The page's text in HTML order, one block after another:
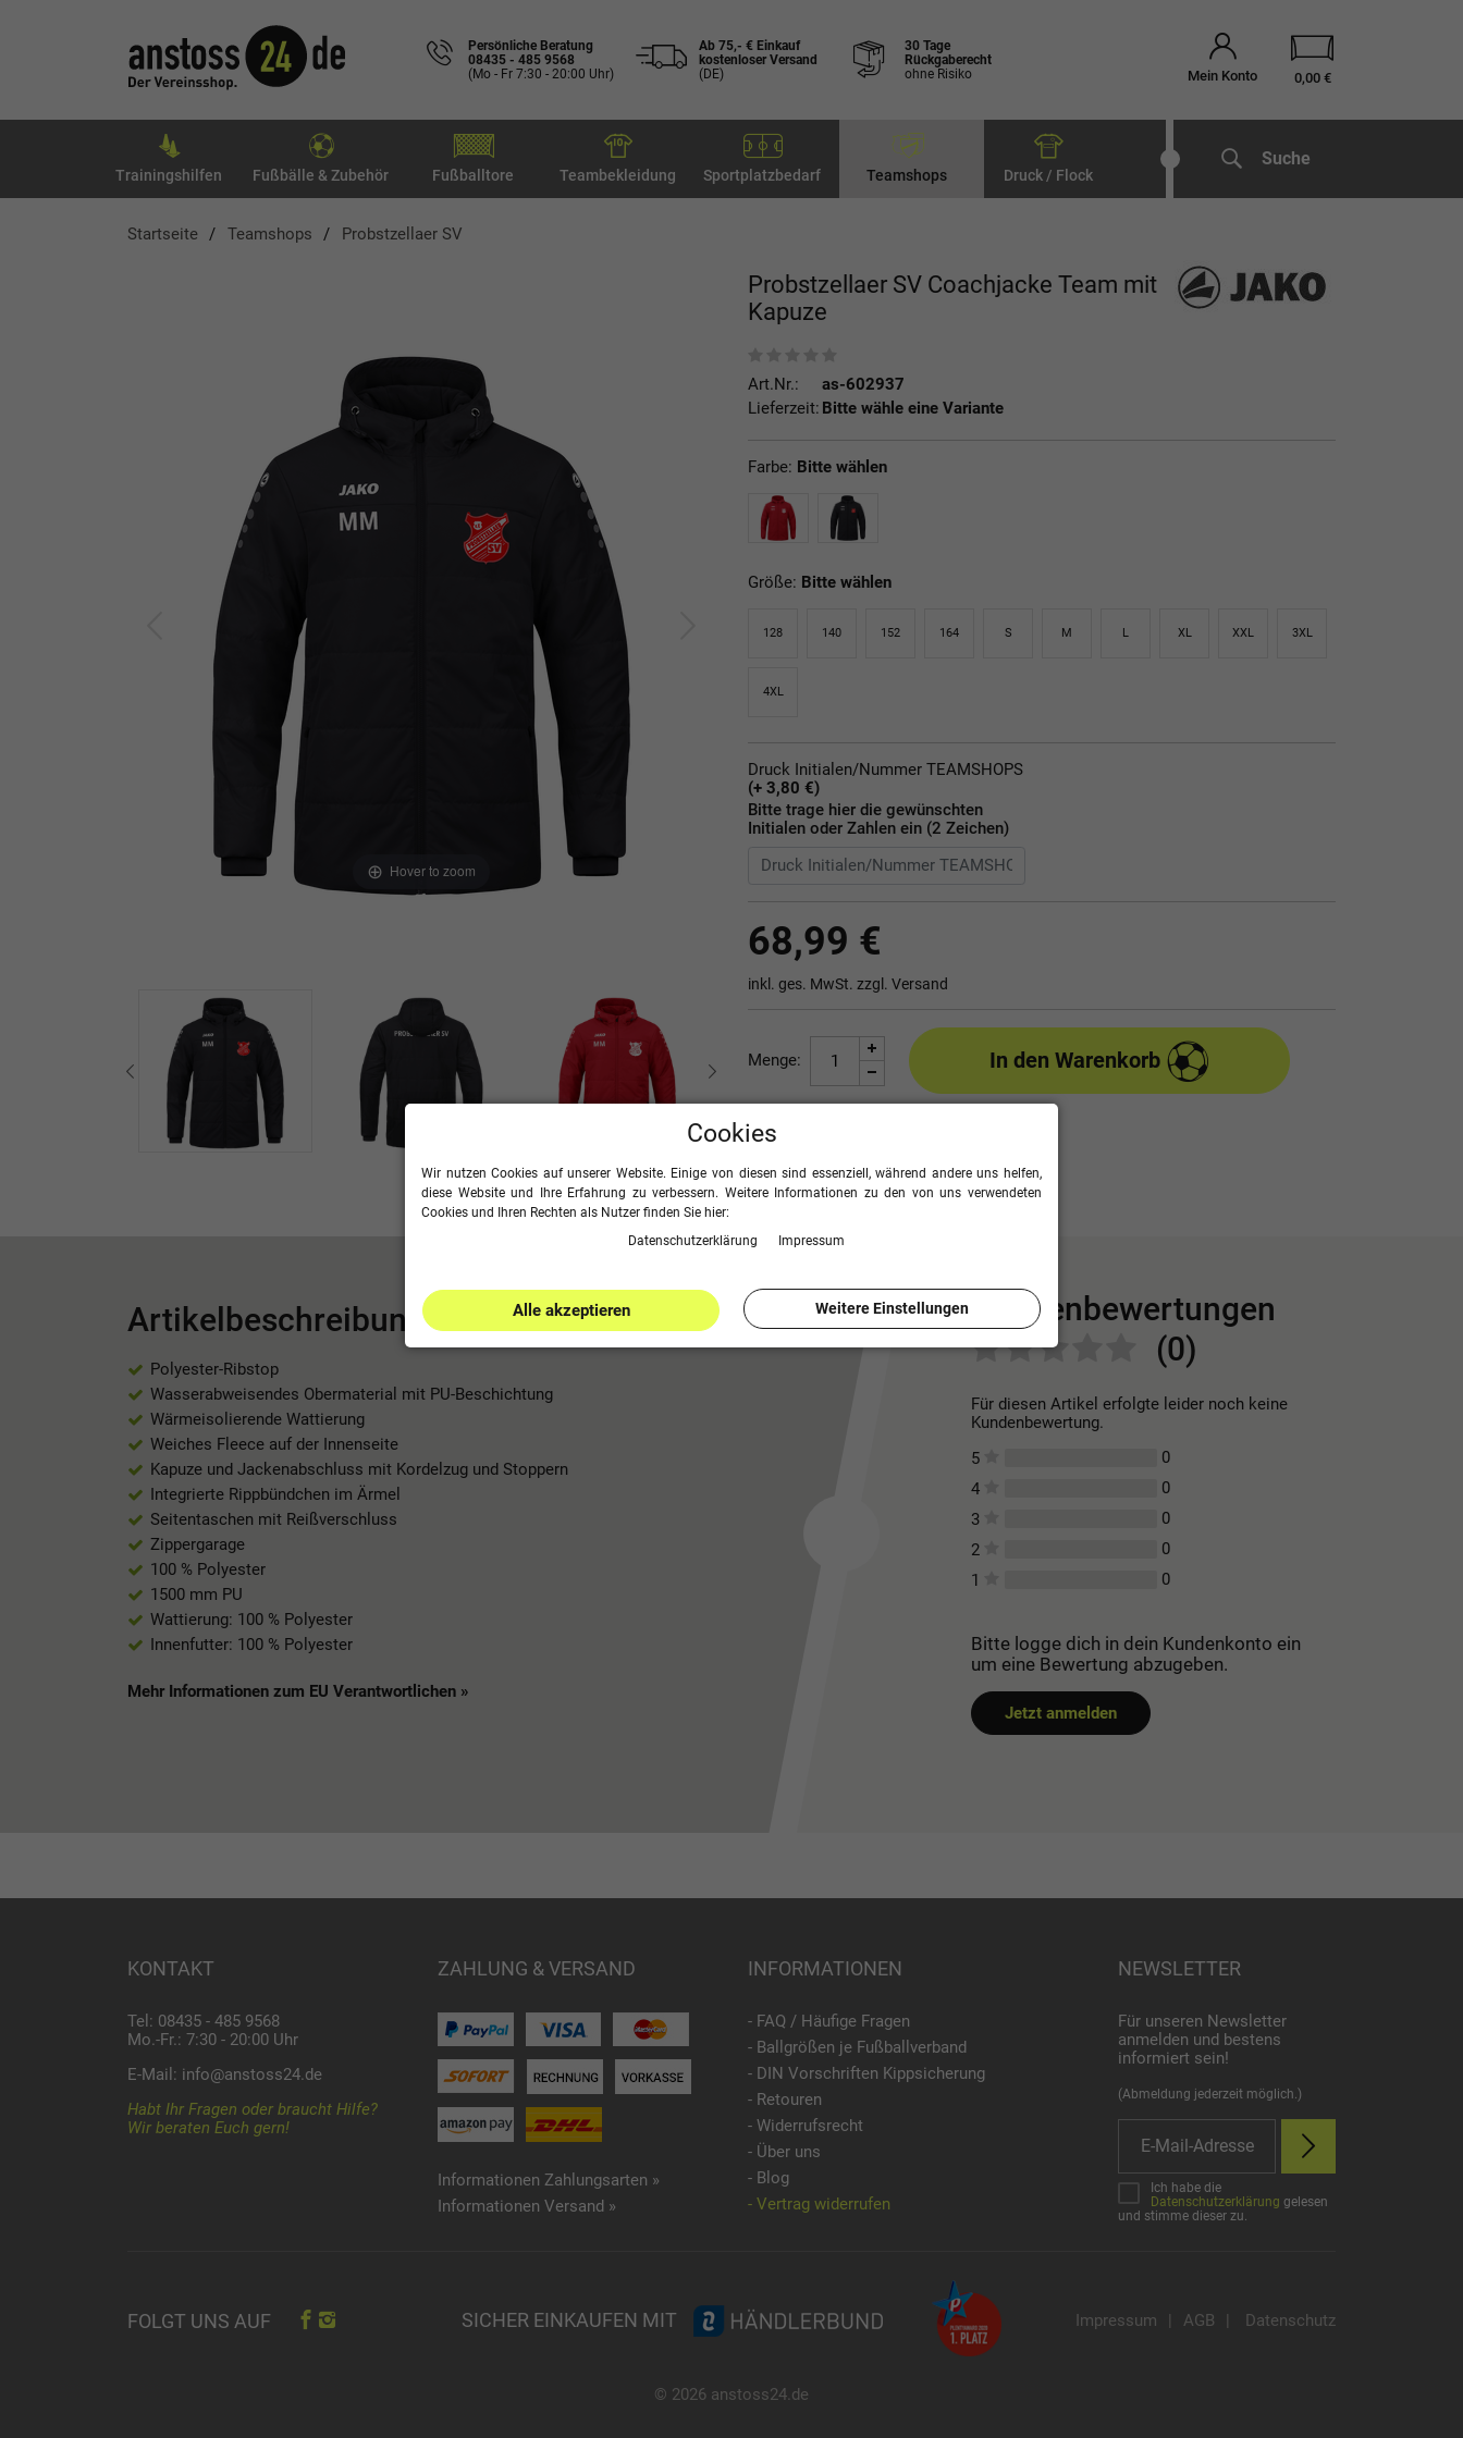
Persönliche Beratung
08435 - 485 9568
(Mo - Fr 7:30 - 20:00 Uhr)
Ab 75,- € Einkauf
kostenloser Versand
(DE)
30 Tage
Rückgaberecht
ohne Risiko
Mein Konto 0,00 €
Trainingshilfen Fußbälle & Zubehör Fußballtore Teambekleidung Sportplatzbedarf Teamshops Druck / Flock
Suche
Startseite Teamshops Probstzellaer SV
Hover to zoom
Probstzellaer SV Coachjacke Team mit
Kapuze
Art.Nr.:
as-602937
Lieferzeit: Bitte wähle eine Variante
Farbe: Bitte wählen
Größe: Bitte wählen
128 140 152 164 S M L XL XXL 3XL
4XL
Druck Initialen/Nummer TEAMSHOPS
(+ 3,80 €)
Bitte trage hier die gewünschten
Initialen oder Zahlen ein (2 Zeichen)
68,99 €
inkl. ges. MwSt. zzgl. Versand
Menge: In den Warenkorb
Seite drucken
Artikelbeschreibung
Polyester-Ribstop
Wasserabweisendes Obermaterial mit PU-Beschichtung
Wärmeisolierende Wattierung
Weiches Fleece auf der Innenseite
Kapuze und Jackenabschluss mit Kordelzug und Stoppern
Integrierte Rippbündchen im Ärmel
Seitentaschen mit Reißverschluss
Zippergarage
100 % Polyester
1500 mm PU
Wattierung: 100 % Polyester
Innenfutter: 100 % Polyester
Mehr Informationen zum EU Verantwortlichen »
Kundenbewertungen
(0)
Für diesen Artikel erfolgte leider noch keine
Kundenbewertung.
5
0
4
0
3
0
2
0
1
0
Bitte logge dich in dein Kundenkonto ein
um eine Bewertung abzugeben.
Jetzt anmelden
KONTAKT
Tel: 08435 - 485 9568
Mo.-Fr.: 7:30 - 20:00 Uhr
E-Mail: info@anstoss24.de
Habt Ihr Fragen oder braucht Hilfe?
Wir beraten Euch gern!
ZAHLUNG & VERSAND
Informationen Zahlungsarten »
Informationen Versand »
INFORMATIONEN
- FAQ / Häufige Fragen
- Ballgrößen je Fußballverband
- DIN Vorschriften Kippsicherung
- Retouren
- Widerrufsrecht
- Über uns
- Blog
- Vertrag widerrufen
NEWSLETTER
Für unseren Newsletter
anmelden und bestens
informiert sein!
(Abmeldung jederzeit möglich.)
Ich habe die
Datenschutzerklärung gelesen
und stimme dieser zu.
FOLGT UNS AUF SICHER EINKAUFEN MIT Impressum | AGB | Datenschutz
© 2026 anstoss24.de
Cookies
Wir nutzen Cookies auf unserer Website. Einige von diesen sind essenziell, während andere uns helfen,
diese Website und Ihre Erfahrung zu verbessern. Weitere Informationen zu den von uns verwendeten
Cookies und Ihren Rechten als Nutzer finden Sie hier:
Daten­schutz­erklärung
Impressum
Alle akzeptieren Weitere Einstellungen